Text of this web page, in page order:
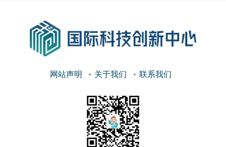
物理学、化学、生物学、基因学、工程学、医学、农
业科学、环境科学、人类地理科学、经济学和人文科
4.工业设计服务
的设计与选择；对产品进行的综合设计服务，即产品
外观的设计、机械结构和电路设计等服务。
5.知识产权跨境许可与转让
网站声明 关于我们 联系我们